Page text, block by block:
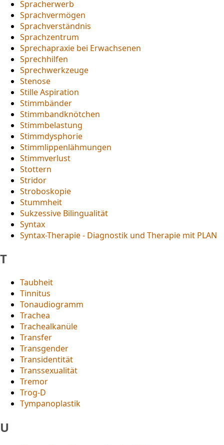
Spracherwerb
Sprachvermögen
Sprachverständnis
Sprachzentrum
Sprechapraxie bei Erwachsenen
Sprechhilfen
Sprechwerkzeuge
Stenose
Stille Aspiration
Stimmbänder
Stimmbandknötchen
Stimmbelastung
Stimmdysphorie
Stimmlippenlähmungen
Stimmverlust
Stottern
Stridor
Stroboskopie
Stummheit
Sukzessive Bilingualität
Syntax
Syntax-Therapie - Diagnostik und Therapie mit PLAN
T
Taubheit
Tinnitus
Tonaudiogramm
Trachea
Trachealkanüle
Transfer
Transgender
Transidentität
Transsexualität
Tremor
Trog-D
Tympanoplastik
U